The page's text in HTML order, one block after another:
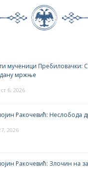
мученици Пребиловачки:
мржње
6, 2026
Ракочевић: Неслобода
2026
Ракочевић: Злочин на